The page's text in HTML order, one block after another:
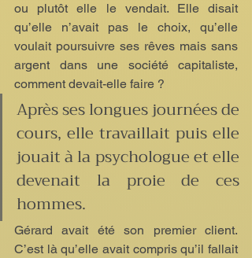
ou plutôt elle le vendait. Elle disait
qu’elle n’avait pas le choix, qu’elle
voulait poursuivre ses rêves mais sans
argent dans une société capitaliste,
comment devait-elle faire ?
Après ses longues journées de
cours, elle travaillait puis elle
jouait à la psychologue et elle
devenait la proie de ces
hommes.
Gérard avait été son premier client.
C’est là qu’elle avait compris qu’il fallait